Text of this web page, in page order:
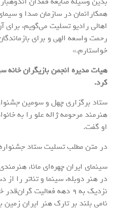
همکارانمان در سازمان صدا و
اهالی رادیو تسلیت می‌گویم،
رحمت واسعه الهی و برای
خواستارم.»
هیات مدیره انجمن بازیگران خانه
کرد.
ستاد برگزاری چهل و سومین
هنرمند مرحومه ژاله علو را به
او گفت.
در متن مطلب تسلیت ستاد
سینمای ایران چهره‌ای مانا،
در هنر دوبله، سینما و تئاتر را
نزدیک به 9 دهه فعالیت
نامی بلند بر تارک هنر ایران